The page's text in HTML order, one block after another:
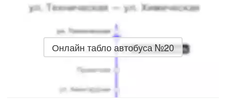
Онлайн табло автобуса №20